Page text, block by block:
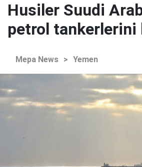
Husiler Suudi
petrol tankerlerini
Mepa News > Yemen